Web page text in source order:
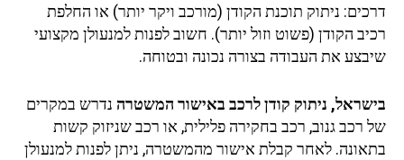
דרכים: ניתוק תוכנת הקודן (מורכב ויקר יותר) או החלפת
רכיב הקודן (פשוט וזול יותר). חשוב לפנות למנעולן מקצועי
שיבצע את העבודה בצורה נכונה ובטוחה.
בישראל, ניתוק קודן לרכב באישור המשטרה נדרש במקרים
של רכב גנוב, רכב בחקירה פלילית, או רכב שניזוק קשות
בתאונה. לאחר קבלת אישור מהמשטרה, ניתן לפנות למנעולן